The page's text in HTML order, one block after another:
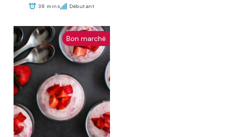
38 mins Débutant
Bon marché